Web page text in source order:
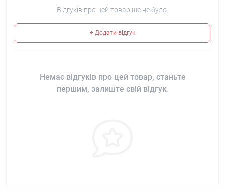
Відгуків про цей товар ще не було.
+ Додати відгук
Немає відгуків про цей товар, станьте
першим, залиште свій відгук.